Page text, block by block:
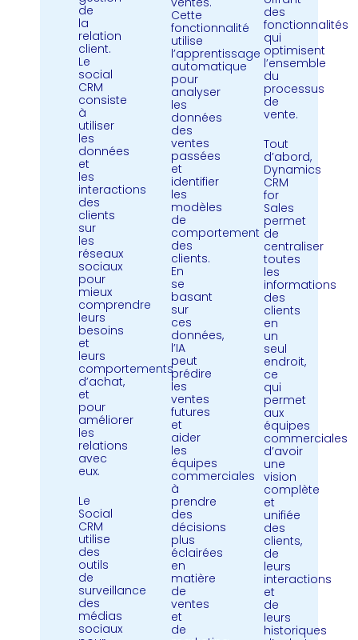
de
la
relation
client.
Le
social
CRM
consiste
à
utiliser
les
données
et
les
interactions
des
clients
sur
les
réseaux
sociaux
pour
mieux
comprendre
leurs
besoins
et
leurs
comportements
d’achat,
et
pour
améliorer
les
relations
avec
eux.
Le
Social
CRM
utilise
des
outils
de
surveillance
des
médias
sociaux
Cette
fonctionnalité
utilise
l’apprentissage
automatique
pour
analyser
les
données
des
ventes
passées
et
identifier
les
modèles
de
comportement
des
clients.
En
se
basant
sur
ces
données,
l’IA
peut
prédire
les
ventes
futures
et
aider
les
équipes
commerciales
à
prendre
des
décisions
plus
éclairées
en
matière
de
ventes
et
de
des
fonctionnalités
qui
optimisent
l’ensemble
du
processus
de
vente.
Tout
d’abord,
Dynamics
CRM
for
Sales
permet
de
centraliser
toutes
les
informations
des
clients
en
un
seul
endroit,
ce
qui
permet
aux
équipes
commerciales
d’avoir
une
vision
complète
et
unifiée
des
clients,
de
leurs
interactions
et
de
leurs
historiques